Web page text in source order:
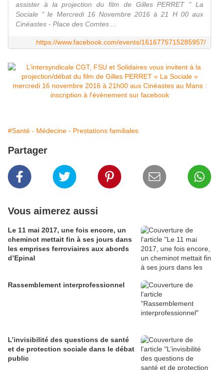
assister à la projection du film de Gilles PERRET " La
Sociale " le Mercredi 16 Novembre 2016 à 21 H 00 aux
Cinéastes - Place des Comtes ...
https://www.facebook.com/events/1616775715285957/
#Santé - Médecine - Prestations familiales
Partager
Vous aimerez aussi
Le 11 mai 2017, une fois encore, un
cheminot mettait fin à ses jours dans
les emprises ferroviaires aux abords
d’Epinal
Rassemblement interprofessionnel
L’invisibilité des questions de santé
et de protection sociale dans le débat
public